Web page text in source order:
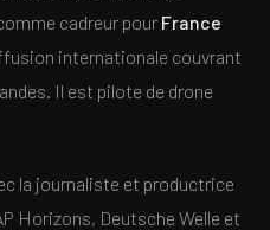
cadreur pour France
internationale couvrant
Il est pilote de drone
la journaliste et productrice
Horizons, Deutsche Welle et